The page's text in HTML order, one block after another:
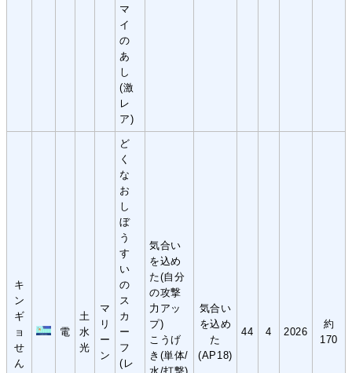
マ
イ
の
あ
し
(激
レ
ア)
キ
ン
ギ
ョ
せ
ん
電
土
水
光
マ
リ
ー
ン
ど
く
な
お
し
ぼ
う
す
い
の
ス
カ
ー
フ
(レ
気合い
を込め
た(自分
の攻撃
力アッ
プ)
こうげ
き(単体/
気合い
を込め
た
(AP18)
44 4 2026
約
170